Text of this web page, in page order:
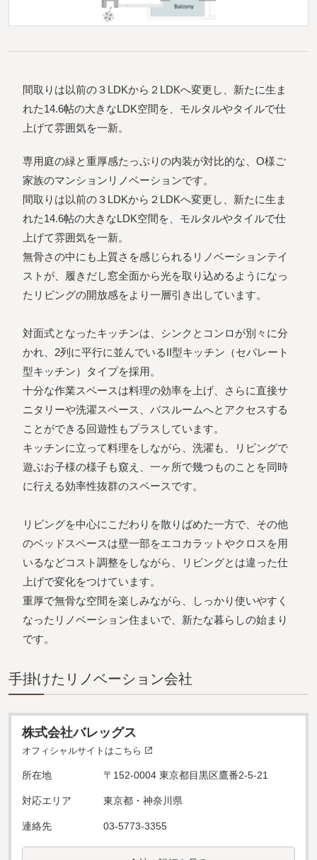
間取りは以前の３LDKから２LDKへ変更し、新たに生ま
れた14.6帖の大きなLDK空間を、モルタルやタイルで仕
上げて雰囲気を一新。
専用庭の緑と重厚感たっぷりの内装が対比的な、O様ご
家族のマンションリノベーションです。
間取りは以前の３LDKから２LDKへ変更し、新たに生ま
れた14.6帖の大きなLDK空間を、モルタルやタイルで仕
上げて雰囲気を一新。
無骨さの中にも上質さを感じられるリノベーションテイ
ストが、履きだし窓全面から光を取り込めるようになっ
たリビングの開放感をより一層引き出しています。
対面式となったキッチンは、シンクとコンロが別々に分
かれ、2列に平行に並んでいるII型キッチン（セパレート
型キッチン）タイプを採用。
十分な作業スペースは料理の効率を上げ、さらに直接サ
ニタリーや洗濯スペース、バスルームへとアクセスする
ことができる回遊性もプラスしています。
キッチンに立って料理をしながら、洗濯も、リビングで
遊ぶお子様の様子も窺え、一ヶ所で幾つものことを同時
に行える効率性抜群のスペースです。
リビングを中心にこだわりを散りばめた一方で、その他
のベッドスペースは壁一部をエコカラットやクロスを用
いるなどコスト調整をしながら、リビングとは違った仕
上げで変化をつけています。
重厚で無骨な空間を楽しみながら、しっかり使いやすく
なったリノベーション住まいで、新たな暮らしの始まり
です。
⼿掛けたリノベーション会社
株式会社バレッグス
オフィシャルサイトはこちら
所在地 〒152-0004 東京都目黒区鷹番2-5-21
対応エリア 東京都・神奈川県
連絡先 03-5773-3355